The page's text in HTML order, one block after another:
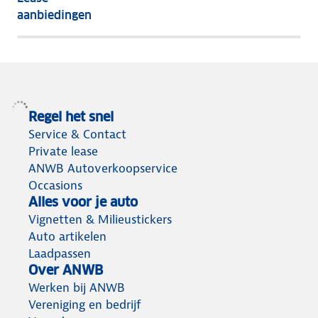
aanbiedingen
het
meeste
Regel het snel
Service & Contact
Private lease
ANWB Autoverkoopservice
Occasions
Alles voor je auto
Vignetten & Milieustickers
Auto artikelen
Laadpassen
Over ANWB
Werken bij ANWB
Vereniging en bedrijf